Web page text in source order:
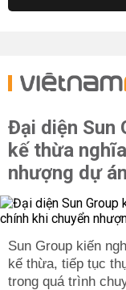
Đại diện Sun
kế thừa
nhượng dự
Sun Group kiến
kế thừa, tiếp tục
trong quá trình